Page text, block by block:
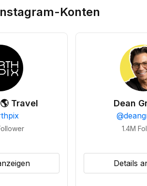
Konten
Travel Dean
@
1.4M
Details